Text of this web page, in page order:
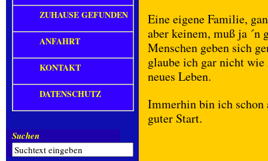
Eine eigene Familie,
aber keinem, muß ja ´n
Menschen geben sich
glaube ich gar nicht wie
neues Leben.
Immerhin bin ich
guter Start.
ZUHAUSE GEFUNDEN
ANFAHRT
KONTAKT
DATENSCHUTZ
Suchen